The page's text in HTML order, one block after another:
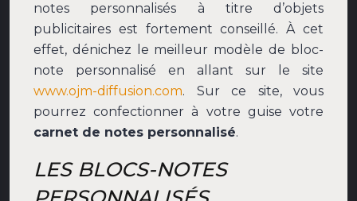
notes personnalisés à titre d’objets
publicitaires est fortement conseillé. À cet
effet, dénichez le meilleur modèle de bloc-
note personnalisé en allant sur le site
www.ojm-diffusion.com. Sur ce site, vous
pourrez confectionner à votre guise votre
carnet de notes personnalisé.
LES BLOCS-NOTES